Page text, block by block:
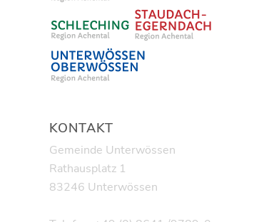
KONTAKT
Gemeinde Unterwössen
Rathausplatz 1
83246 Unterwössen